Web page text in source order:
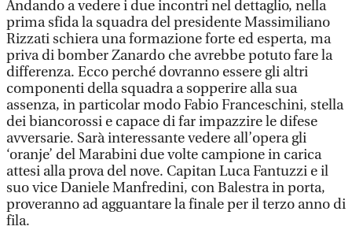
Andando a vedere i due incontri nel dettaglio, nella
prima sfida la squadra del presidente Massimiliano
Rizzati schiera una formazione forte ed esperta, ma
priva di bomber Zanardo che avrebbe potuto fare la
differenza. Ecco perché dovranno essere gli altri
componenti della squadra a sopperire alla sua
assenza, in particolar modo Fabio Franceschini, stella
dei biancorossi e capace di far impazzire le difese
avversarie. Sarà interessante vedere all’opera gli
‘oranje’ del Marabini due volte campione in carica
attesi alla prova del nove. Capitan Luca Fantuzzi e il
suo vice Daniele Manfredini, con Balestra in porta,
proveranno ad agguantare la finale per il terzo anno di
fila.